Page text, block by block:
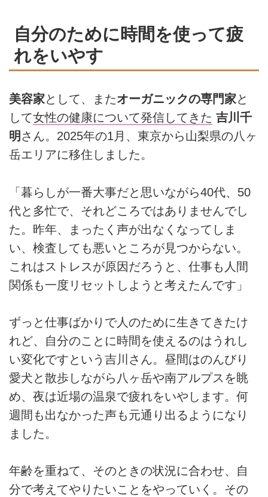
自分のために時間を使って疲
れをいやす
美容家として、またオーガニックの専門家と
して女性の健康について発信してきた 吉川千
明 さん。2025年の1月、東京から山梨県の八ヶ
岳エリアに移住しました。
「暮らしが一番大事だと思いながら40代、50
代と多忙で、それどころではありませんでし
た。昨年、まったく声が出なくなってしま
い、検査しても悪いところが見つからない。
これはストレスが原因だろうと、仕事も人間
関係も一度リセットしようと考えたんです」
ずっと仕事ばかりで人のために生きてきたけ
れど、自分のことに時間を使えるのはうれし
い変化ですという吉川さん。昼間はのんびり
愛犬と散歩しながら八ヶ岳や南アルプスを眺
め、夜は近場の温泉で疲れをいやします。何
週間も出なかった声も元通り出るようになり
ました。
年齢を重ねて、そのときの状況に合わせ、自
分で考えてやりたいことをやっていく。その